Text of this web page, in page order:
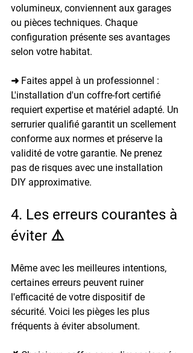
volumineux, conviennent aux garages
ou pièces techniques. Chaque
configuration présente ses avantages
selon votre habitat.
➜ Faites appel à un professionnel :
L'installation d'un coffre-fort certifié
requiert expertise et matériel adapté. Un
serrurier qualifié garantit un scellement
conforme aux normes et préserve la
validité de votre garantie. Ne prenez
pas de risques avec une installation
DIY approximative.
4. Les erreurs courantes à
éviter ⚠️
Même avec les meilleures intentions,
certaines erreurs peuvent ruiner
l'efficacité de votre dispositif de
sécurité. Voici les pièges les plus
fréquents à éviter absolument.